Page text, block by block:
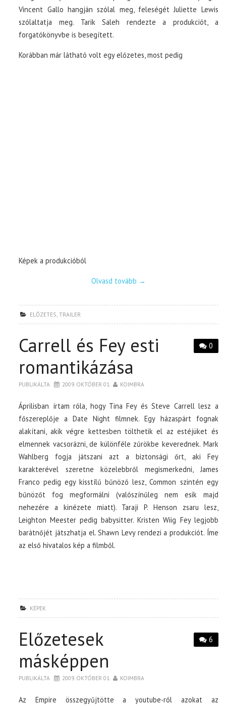
Vincent Gallo hangján szólal meg, feleségét Juliette Lewis
szólaltatja meg. Tarik Saleh rendezte a produkciót, a
forgatókönyvbe is besegített.
Korábban már látható volt egy előzetes, most pedig
Képek a produkcióból
Olvasd tovább →
ELŐZETES,TRAILER
0
Carrell és Fey esti
romantikázása
PUBLIKÁLTA 2009. OKTÓBER 01. KOIMBRA
Áprilisban írtam róla, hogy Tina Fey és Steve Carrell lesz a
főszereplője a Date Night filmnek. Egy házaspárt fognak
alakítani, akik végre kettesben tölthetik el az estéjüket és
elmennek vacsorázni, de különféle zűrökbe keverednek. Mark
Wahlberg fogja játszani azt a biztonsági őrt, aki Fey
karakterével szeretne közelebbről megismerkedni, James
Franco pedig egy kisstílű bűnöző lesz, Common szintén egy
bűnözőt fog megformálni (valószínűleg nem esik majd
nehezére a kinézete miatt). Taraji P. Henson zsaru lesz,
Leighton Meester pedig babysitter. Kristen Wiig Fey legjobb
barátnőjét játszhatja el. Shawn Levy rendezi a produkciót. Íme
az első hivatalos kép a filmből.
KÉPEK
6
Előzetesek
másképpen
PUBLIKÁLTA 2009. OKTÓBER 01. KOIMBRA
Az Empire összegyűjtötte a youtube-ról azokat az